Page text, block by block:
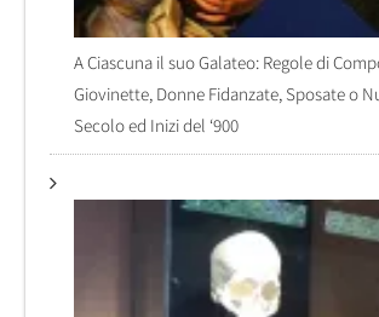
A Ciascuna il suo Galateo: Regole di
Giovinette, Donne Fidanzate, Sposate o
Secolo ed Inizi del ‘900